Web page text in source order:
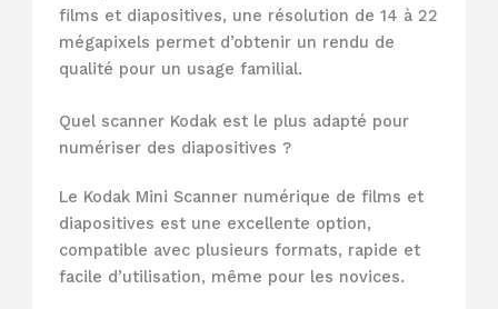
films et diapositives, une résolution de 14 à 22
mégapixels permet d’obtenir un rendu de
qualité pour un usage familial.
Quel scanner Kodak est le plus adapté pour
numériser des diapositives ?
Le Kodak Mini Scanner numérique de films et
diapositives est une excellente option,
compatible avec plusieurs formats, rapide et
facile d’utilisation, même pour les novices.